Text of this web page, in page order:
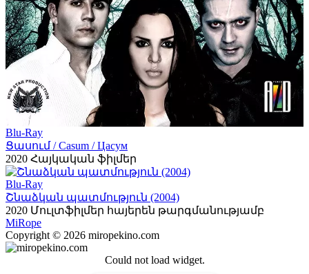
Blu-Ray
Ցասում / Casum / Цасум
2020 Հայկական ֆիլմեր
Blu-Ray
Շնաձկան պատմություն (2004)
2020 Մուլտֆիլմեր հայերեն թարգմանությամբ
MiRope
Copyright © 2026 miropekino.com
Could not load widget.